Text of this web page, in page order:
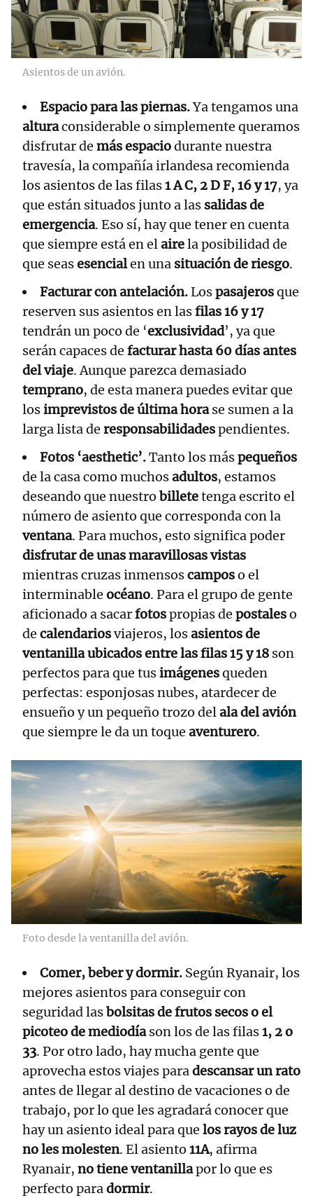
Asientos de un avión.
Espacio para las piernas.Ya tengamos una
alturaconsiderable o simplemente queramos
disfrutar de más espaciodurante nuestra
travesía, la compañía irlandesa recomienda
los asientos de las filas1 A C, 2 D F, 16 y 17, ya
que están situados junto a las salidas de
emergencia. Eso sí, hay que tener en cuenta
que siempre está en elairela posibilidad de
que seasesencialen una situación de riesgo.
Facturar con antelación.Lospasajerosque
reserven sus asientos en lasfilas 16 y 17
tendrán un poco de ‘exclusividad’, ya que
serán capaces de facturar hasta 60 días antes
del viaje. Aunque parezca demasiado
temprano, de esta manera puedes evitar que
losimprevistos de última horase sumen a la
larga lista de responsabilidadespendientes.
Fotos ‘aesthetic’.Tanto los máspequeños
de la casa como muchosadultos, estamos
deseando que nuestro billetetenga escrito el
número de asiento que corresponda con la
ventana. Para muchos, esto significa poder
disfrutar de unas maravillosas vistas
mientras cruzas inmensoscamposo el
interminable océano. Para el grupo de gente
aficionado a sacarfotospropias de postaleso
de calendariosviajeros, losasientos de
ventanilla ubicados entre las filas 15 y 18 son
perfectos para que tusimágenesqueden
perfectas: esponjosas nubes, atardecer de
ensueño y un pequeño trozo delala del avión
que siempre le da un toque aventurero.
Foto desde la ventanilla del avión.
Comer, beber y dormir. Según Ryanair, los
mejores asientos para conseguir con
seguridad lasbolsitas de frutos secos o el
picoteo de mediodíason los de las filas1, 2 o
33. Por otro lado, hay mucha gente que
aprovecha estos viajes paradescansar un rato
antes de llegar al destino de vacaciones o de
trabajo, por lo que les agradará conocer que
hay un asiento ideal para que los rayos de luz
no les molesten. El asiento 11A, afirma
Ryanair, no tiene ventanillapor lo que es
perfecto paradormir.